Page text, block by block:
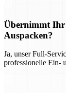
Übernimmt Ihr
Auspacken?
Ja, unser Full-
professionelle Ein-